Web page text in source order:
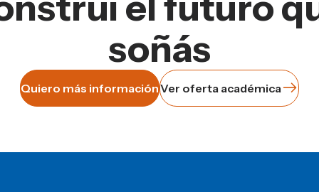
soñás
Quiero más informaciónVer oferta académica